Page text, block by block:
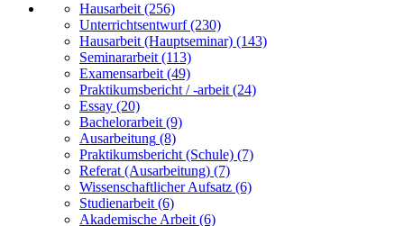
Hausarbeit (256)
Unterrichtsentwurf (230)
Hausarbeit (Hauptseminar) (143)
Seminararbeit (113)
Examensarbeit (49)
Praktikumsbericht / -arbeit (24)
Essay (20)
Bachelorarbeit (9)
Ausarbeitung (8)
Praktikumsbericht (Schule) (7)
Referat (Ausarbeitung) (7)
Wissenschaftlicher Aufsatz (6)
Studienarbeit (6)
Akademische Arbeit (6)